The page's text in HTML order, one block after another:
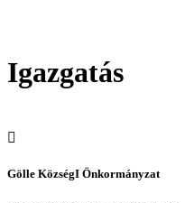
Igazgatás
Gölle KözségI Önkormányzat